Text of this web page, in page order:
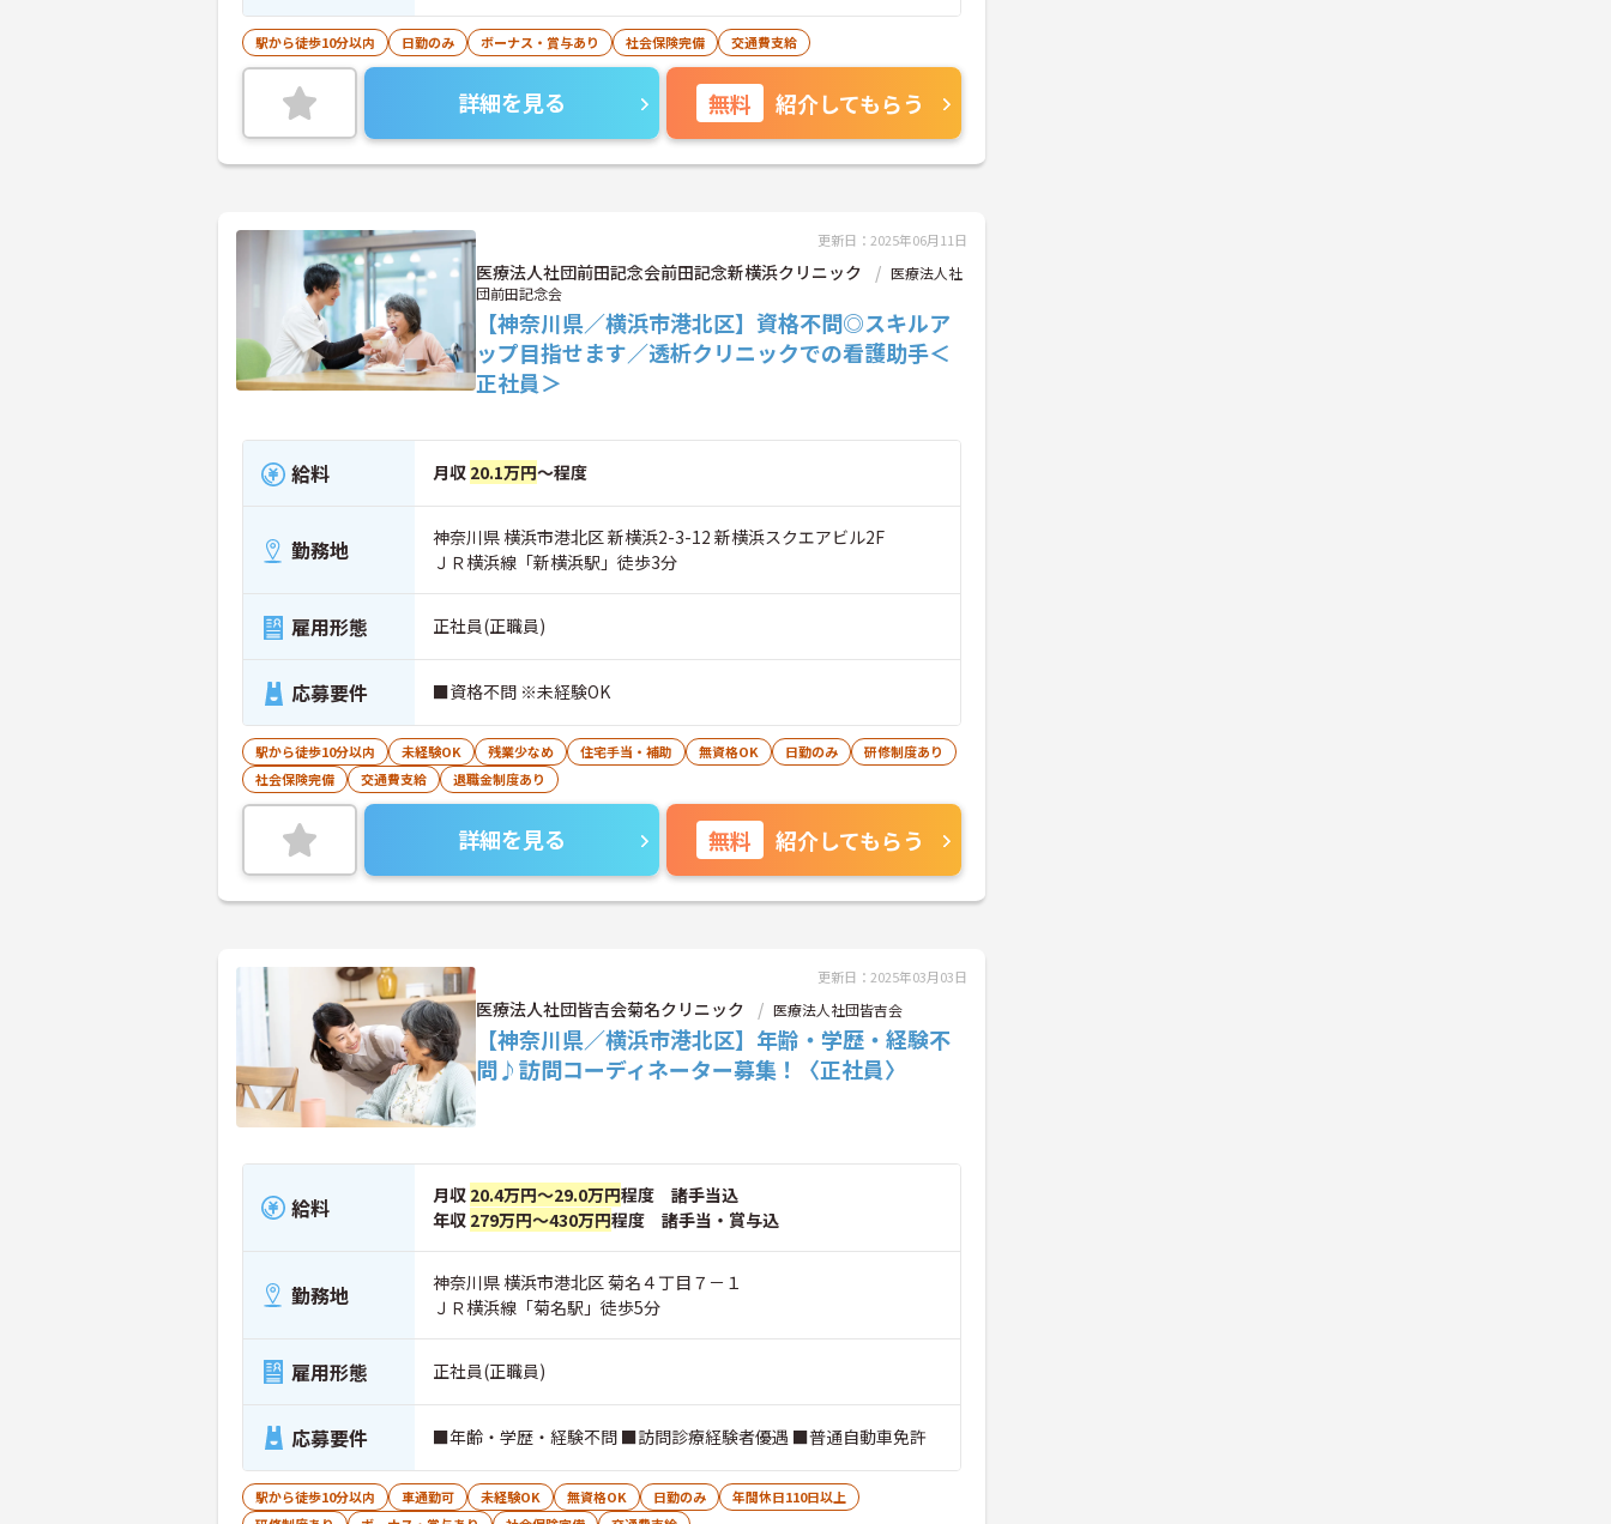
駅から徒歩10分以内 日勤のみ ボーナス・賞与あり 社会保険完備 交通費支給
詳細を見る 無料 紹介してもらう
更新日：2025年06月11日
医療法人社団前田記念会前田記念新横浜クリニック
医療法人社
団前田記念会
【神奈川県／横浜市港北区】資格不問◎スキルア
ップ目指せます／透析クリニックでの看護助手＜
正社員＞
給料 月収 20.1万円～程度
勤務地
神奈川県 横浜市港北区 新横浜2-3-12 新横浜スクエアビル2F
ＪＲ横浜線「新横浜駅」徒歩3分
雇用形態 正社員(正職員)
応募要件 ■資格不問 ※未経験OK
駅から徒歩10分以内 未経験OK 残業少なめ 住宅手当・補助 無資格OK 日勤のみ
研修制度あり
社会保険完備
交通費支給 退職金制度あり
詳細を見る 無料 紹介してもらう
更新日：2025年03月03日
医療法人社団皆吉会菊名クリニック 医療法人社団皆吉会
【神奈川県／横浜市港北区】年齢・学歴・経験不
問♪訪問コーディネーター募集！〈正社員〉
給料 月収 20.4万円～29.0万円程度 諸手当込
年収 279万円～430万円程度 諸手当・賞与込
勤務地
神奈川県 横浜市港北区 菊名４丁目７－１
ＪＲ横浜線「菊名駅」徒歩5分
雇用形態 正社員(正職員)
応募要件 ■年齢・学歴・経験不問 ■訪問診療経験者優遇 ■普通自動車免許
駅から徒歩10分以内 車通勤可 未経験OK 無資格OK 日勤のみ
年間休日110日以上